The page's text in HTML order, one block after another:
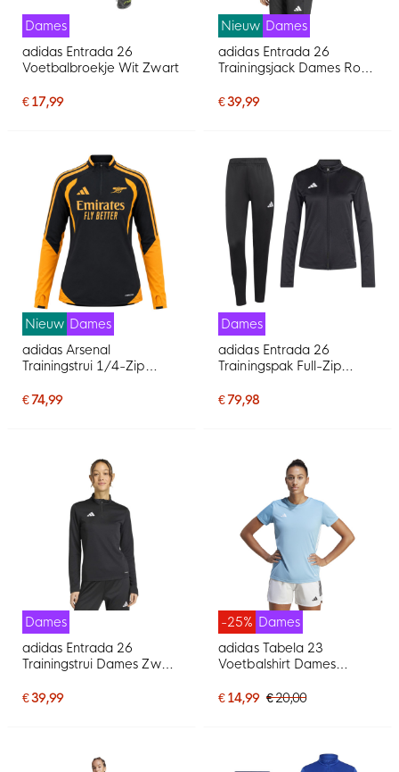
Dames
adidas Entrada 26
Voetbalbroekje Wit Zwart
€ 17,99
Nieuw Dames
adidas Entrada 26
Trainingsjack Dames Rood
€ 39,99
Nieuw Dames
adidas Arsenal
Trainingstrui 1/4-Zip
Oranje
€ 74,99
Dames
adidas Entrada 26
Trainingspak Full-Zip
€ 79,98
Dames
adidas Entrada 26
Trainingstrui Dames Zwart
€ 39,99
-25% Dames
adidas Tabela 23
Voetbalshirt Dames
€ 14,99 € 20,00